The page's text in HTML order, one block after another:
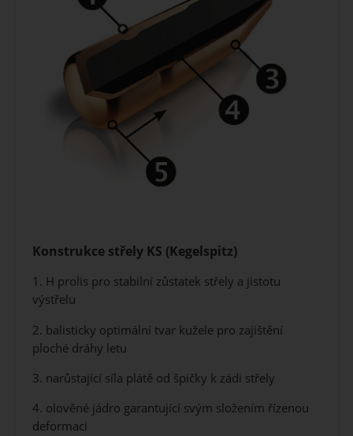
Konstrukce střely KS (Kegelspitz)
1. H prolis pro stabilní zůstatek střely a jistotu
výstřelu
2. balisticky optimální tvar kužele pro zajištění
ploché dráhy letu
3. narůstající síla plátě od špičky k zádi střely
4. olověné jádro garantující svým složením řízenou
deformaci